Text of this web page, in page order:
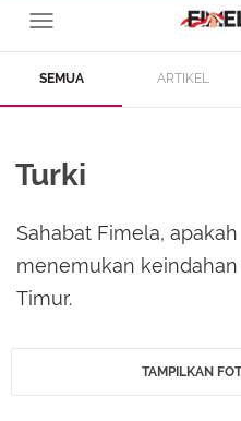
SEMUA ARTIKEL
Turki
Sahabat Fimela,
menemukan
Timur.
TAMPILKAN